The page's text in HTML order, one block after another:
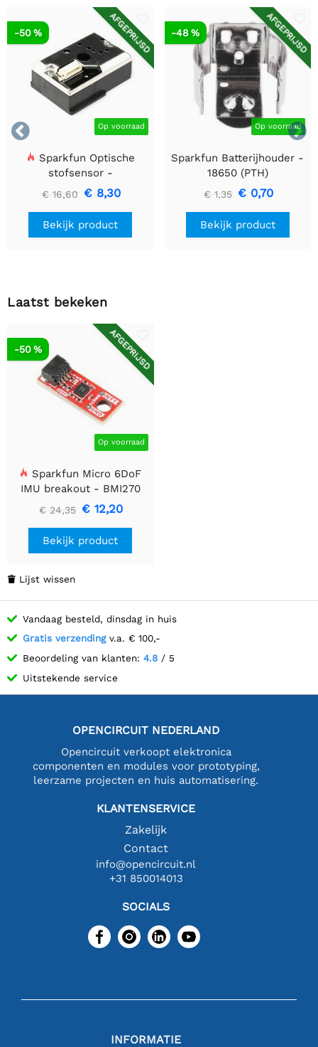


AFGEPRIJSD
Op voorraad
-50 %
Sparkfun Optische
stofsensor -
GP2Y1010AU0F
€ 16,60 € 8,30
Bekijk product
AFGEPRIJSD
Op voorraad
-48 %
Sparkfun Batterijhouder -
18650 (PTH)
€ 1,35 € 0,70
Bekijk product
Laatst bekeken
AFGEPRIJSD
Op voorraad
-50 %
Sparkfun Micro 6DoF
IMU breakout - BMI270
(Qwiic)
€ 24,35 € 12,20
Bekijk product
 Lijst wissen
Vandaag besteld, dinsdag in huis
Gratis verzendingv.a. € 100,-
Beoordeling van klanten: 4.8 / 5
Uitstekende service
OPENCIRCUIT NEDERLAND
Opencircuit verkoopt elektronica
componenten en modules voor prototyping,
leerzame projecten en huis automatisering.
KLANTENSERVICE
Zakelijk
Contact
info@opencircuit.nl
+31 850014013
SOCIALS
INFORMATIE